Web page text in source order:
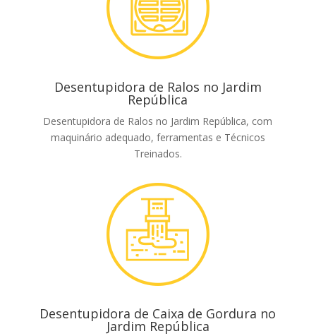
Desentupidora de Ralos no Jardim
República
Desentupidora de Ralos no Jardim República, com
maquinário adequado, ferramentas e Técnicos
Treinados.
Desentupidora de Caixa de Gordura no
Jardim República